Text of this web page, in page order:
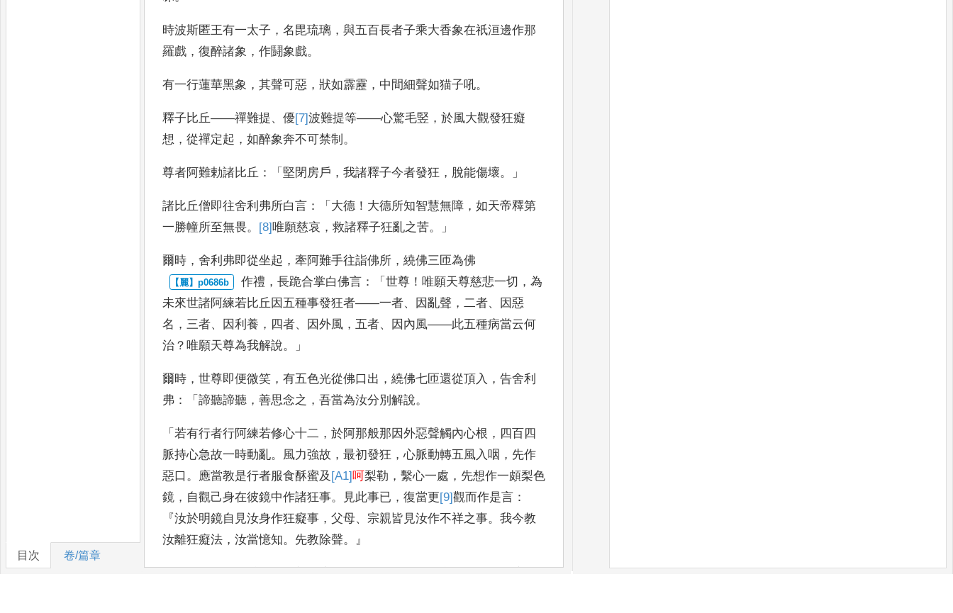
目次 卷/篇章
時波斯匿王有一太子 ， 名毘琉璃 ， 與五百長者子乘大香象在祇洹邊作那
羅戲 ， 復醉諸象 ， 作鬪象戲。
有一行蓮華黑象 ， 其聲可惡 ， 狀如霹靂 ， 中間細聲如猫子吼。
釋子比丘——禪難提、 優[7]波難提等——心驚毛竪 ， 於風大觀發狂癡
想 ， 從禪定起 ， 如醉象奔不可禁制 。
尊者阿難勅諸比丘 ： 「 堅閉房戶 ， 我諸釋子今者發狂 ， 脫能傷壞。」
諸比丘僧即往舍利弗所白言 ：「 大德 ！ 大德所知智慧無障 ， 如天帝釋第
一勝幢所至無畏。 [8]唯願慈哀 ， 救諸釋子狂亂之苦。」
爾時 ， 舍利弗即從坐起 ， 牽阿難手往詣佛所 ， 繞佛三匝為佛
作禮 ，長跪合掌白佛言 ：「世尊 ！ 唯願天尊慈悲一切 ，為
未來世諸阿練若比丘因五種事發狂者——一者、 因亂聲 ， 二者、
因惡
名 ， 三者、 因利養 ， 四者、 因外風 ， 五者、 因內風——此五種病當云何
治 ？ 唯願天尊為我解說。」
爾時 ， 世尊即便微笑 ， 有五色光從佛口出 ， 繞佛七匝還從頂入 ， 告舍利
弗 ：「 諦聽諦聽 ， 善思念之 ， 吾當為汝分別解說。
「 若有行者行阿練若修心十二 ， 於阿那般那因外惡聲觸內心根 ， 四百四
脈持心急故一時動亂。 風力強故 ， 最初發狂 ， 心脈動轉五風入咽 ， 先作
惡口 。 應當教是行者服食酥蜜及 [A1]呵梨勒 ， 繫心一處 ， 先想作一頗梨色
鏡 ， 自觀己身在彼鏡中作諸狂事。 見此事已 ， 復當更[9]觀而作是言 ：
『汝於明鏡自見汝身作狂癡事 ， 父母、 宗親皆見汝作不祥之事。 我今教
汝離狂癡法 ， 汝當憶知。 先教除聲。』